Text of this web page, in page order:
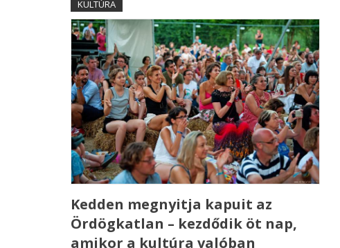
KULTÚRA
Kedden megnyitja kapuit az
Ördögkatlan – kezdődik öt nap,
amikor a kultúra valóban